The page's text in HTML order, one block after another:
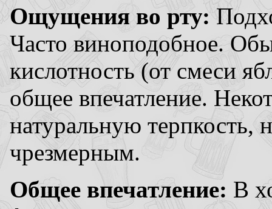
Ощущения во рту:
Часто виноподобное.
кислотность (от смеси
общее впечатление.
натуральную терпкость,
чрезмерным.
Общее впечатление: В